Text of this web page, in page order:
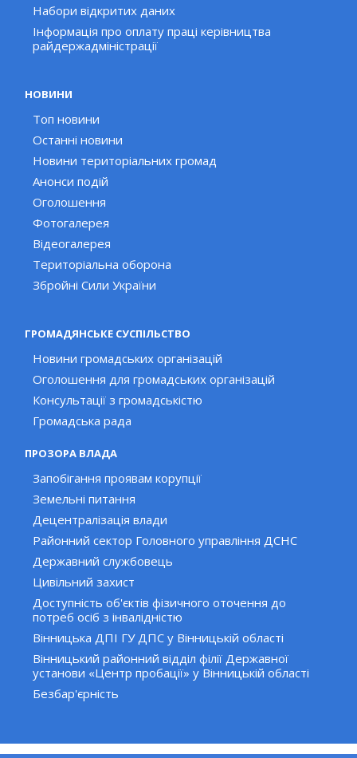
Набори відкритих даних
Інформація про оплату праці керівництва
райдержадміністрації
НОВИНИ
Топ новини
Останні новини
Новини територіальних громад
Анонси подій
Оголошення
Фотогалерея
Відеогалерея
Територіальна оборона
Збройні Сили України
ГРОМАДЯНСЬКЕ СУСПІЛЬСТВО
Новини громадських організацій
Оголошення для громадських організацій
Консультації з громадськістю
Громадська рада
ПРОЗОРА ВЛАДА
Запобігання проявам корупції
Земельні питання
Децентралізація влади
Районний сектор Головного управління ДСНС
Державний службовець
Цивільний захист
Доступність об'єктів фізичного оточення до
потреб осіб з інвалідністю
Вінницька ДПІ ГУ ДПС у Вінницькій області
Вінницький районний відділ філії Державної
установи «Центр пробації» у Вінницькій області
Безбар'єрність